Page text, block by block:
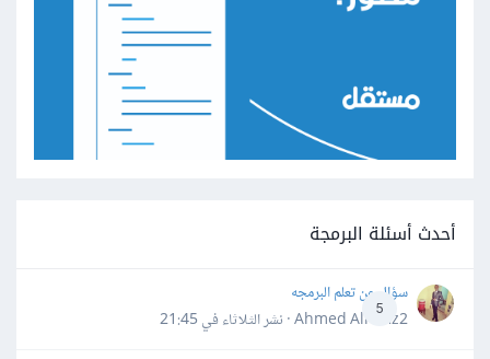
أحدث أسئلة البرمجة
5
سؤال عن تعلم البرمجه
Ahmed Alhafiz2 · نشر
الثلاثاء في 21:45